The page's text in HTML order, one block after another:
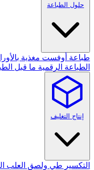
حلول الطباعة
طباعة أوفست مغذية
الطباعة الرقمية ما قبل
إنتاج التغليف
التكسير طي ولصق العلب